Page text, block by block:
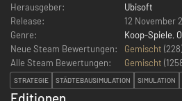
Herausgeber:
Ubisoft
Release:
12 November
Genre:
Koop-Spiele,
Neue Steam Bewertungen:
Gemischt (228)
Alle Steam Bewertungen:
Gemischt (
STRATEGIE STÄDTEBAUSIMULATION SIMULATION
Editionen